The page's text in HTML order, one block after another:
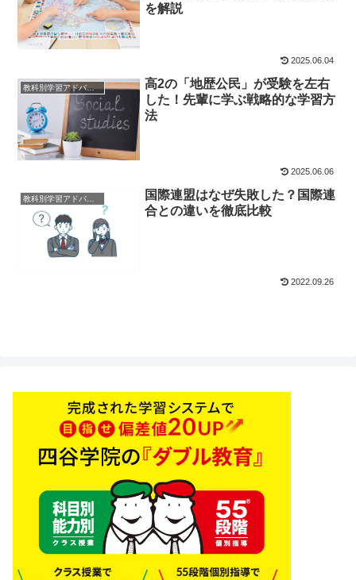
を解説
2025.06.04
教科別学習アドバイス
高2の「地歴公民」が受験を左右
した！先輩に学ぶ戦略的な学習方
法
2025.06.06
教科別学習アドバイス
国際連盟はなぜ失敗した？国際連
合との違いを徹底比較
2022.09.26